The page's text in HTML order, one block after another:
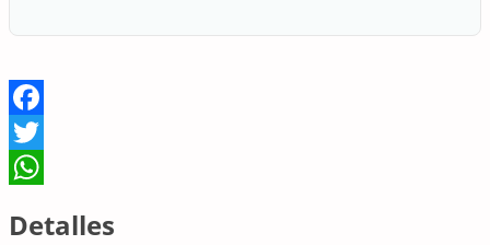
Facebook
Twitter
Detalles